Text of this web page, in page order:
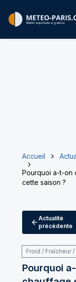
Accueil
Pourquoi a-t-on
cette saison ?
Actualité
précédente
Froid / Fraîcheur /
Pourquoi